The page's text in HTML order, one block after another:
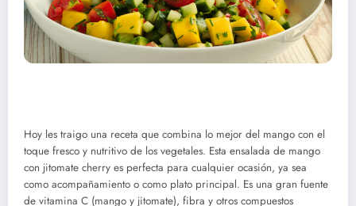
Hoy les traigo una receta que combina lo mejor del mango con el
toque fresco y nutritivo de los vegetales. Esta ensalada de mango
con jitomate cherry es perfecta para cualquier ocasión, ya sea
como acompañamiento o como plato principal. Es una gran fuente
de vitamina C (mango y jitomate), fibra y otros compuestos